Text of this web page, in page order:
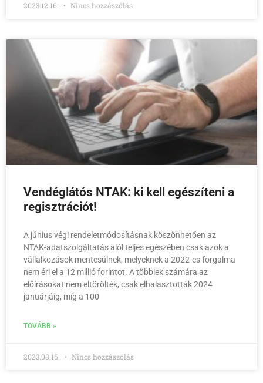
2023.12.16. Nincs hozzászólás
Vendéglátós NTAK: ki kell egészíteni a
regisztrációt!
A június végi rendeletmódosításnak köszönhetően az
NTAK-adatszolgáltatás alól teljes egészében csak azok a
vállalkozások mentesülnek, melyeknek a 2022-es forgalma
nem éri el a 12 millió forintot. A többiek számára az
előírásokat nem eltörölték, csak elhalasztották 2024
januárjáig, míg a 100
TOVÁBB »
2023.08.16. Nincs hozzászólás